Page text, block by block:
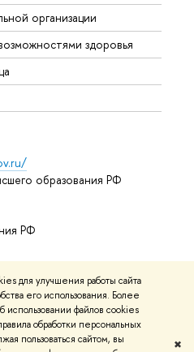
для улучшения работы сайта
его использования. Более
файлов cookies
обработки персональных
пользоваться сайтом, вы
✖
организации
здоровья
образования РФ
РФ
курсы
и контактыУсловия